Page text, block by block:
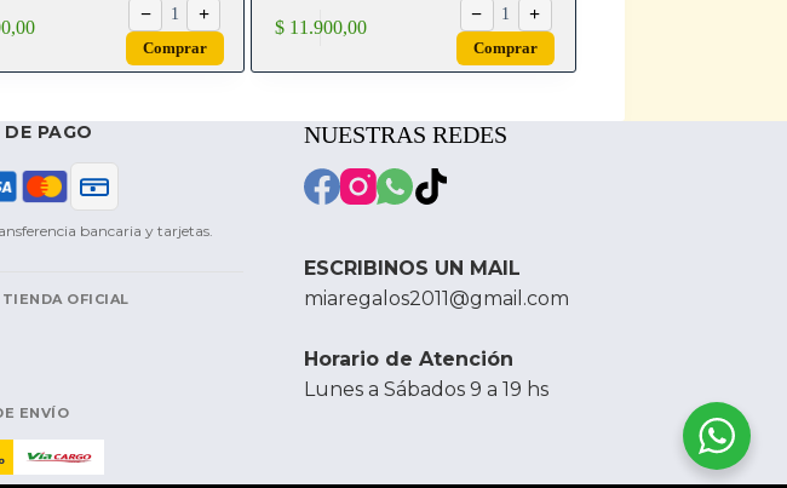
− 1 +
Comprar
$11.900,00
− 1 +
Comprar
PAGO
bancaria y tarjetas.
OFICIAL
ENVÍO
NUESTRAS REDES
ESCRIBINOS UN MAIL
miaregalos2011@gmail.com
Horario de Atención
Lunes a Sábados 9 a 19 hs